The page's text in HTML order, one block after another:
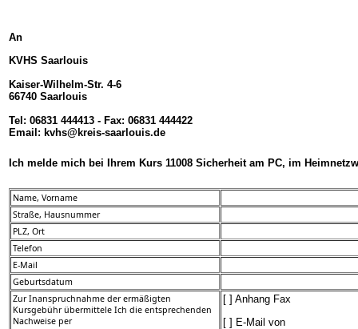
An
KVHS Saarlouis
Kaiser-Wilhelm-Str. 4-6
66740 Saarlouis
Tel: 06831 444413 - Fax: 06831 444422
Email: kvhs@kreis-saarlouis.de
Ich melde mich bei Ihrem Kurs 11008 Sicherheit am PC, im
Name, Vorname
Straße, Hausnummer
PLZ, Ort
Telefon
E-Mail
Geburtsdatum
Zur Inanspruchnahme der ermäßigten
Kursgebühr übermittele Ich die entsprechenden
Nachweise per
[ ] Anhang Fax
[ ] E-Mail von